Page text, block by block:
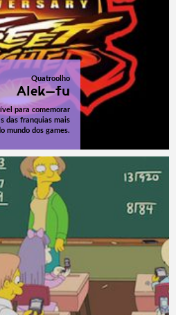
Quatroolho
Alek-fu
para comemorar
das franquias mais
mundo dos games.